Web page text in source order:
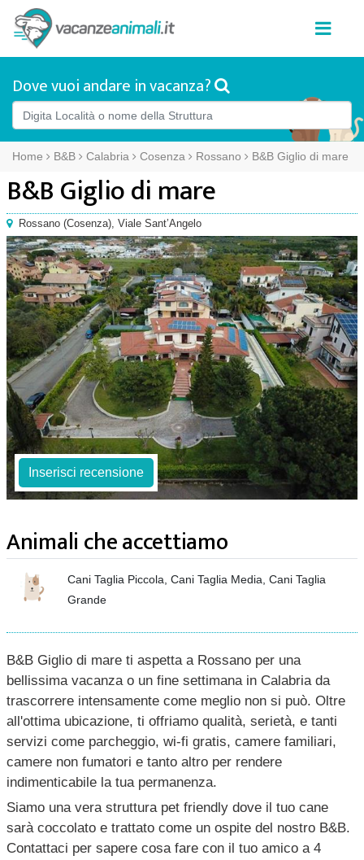
Dove vuoi andare in vacanza?
Home B&B Calabria Cosenza Rossano B&B Giglio di mare
B&B Giglio di mare
Rossano (Cosenza), Viale Sant’Angelo
Inserisci recensione
Animali che accettiamo
Cani Taglia Piccola, Cani Taglia Media, Cani Taglia
Grande
B&B Giglio di mare ti aspetta a Rossano per una
bellissima vacanza o un fine settimana in Calabria da
trascorrere intensamente come meglio non si può. Oltre
all'ottima ubicazione, ti offriamo qualità, serietà, e tanti
servizi come parcheggio, wi-fi gratis, camere familiari,
camere non fumatori e tanto altro per rendere
indimenticabile la tua permanenza.
Siamo una vera struttura pet friendly dove il tuo cane
sarà coccolato e trattato come un ospite del nostro B&B.
Contattaci per sapere cosa fare con il tuo amico a 4